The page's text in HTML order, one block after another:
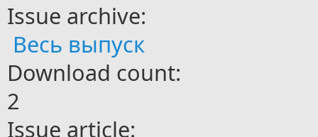
Issue archive:
Весь выпуск
Download count:
2
Issue article: